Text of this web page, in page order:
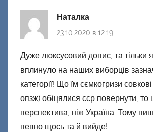
Наталка:
23.10.2020 в 12:19
Дуже люксусовий допис, та тільки
вплинуло на наших виборців
категорії! Що їм сємкогризи
опзж) обіцялися сср повернути, то
перспектива, ніж Україна. Тому
певно щось та й вийде!